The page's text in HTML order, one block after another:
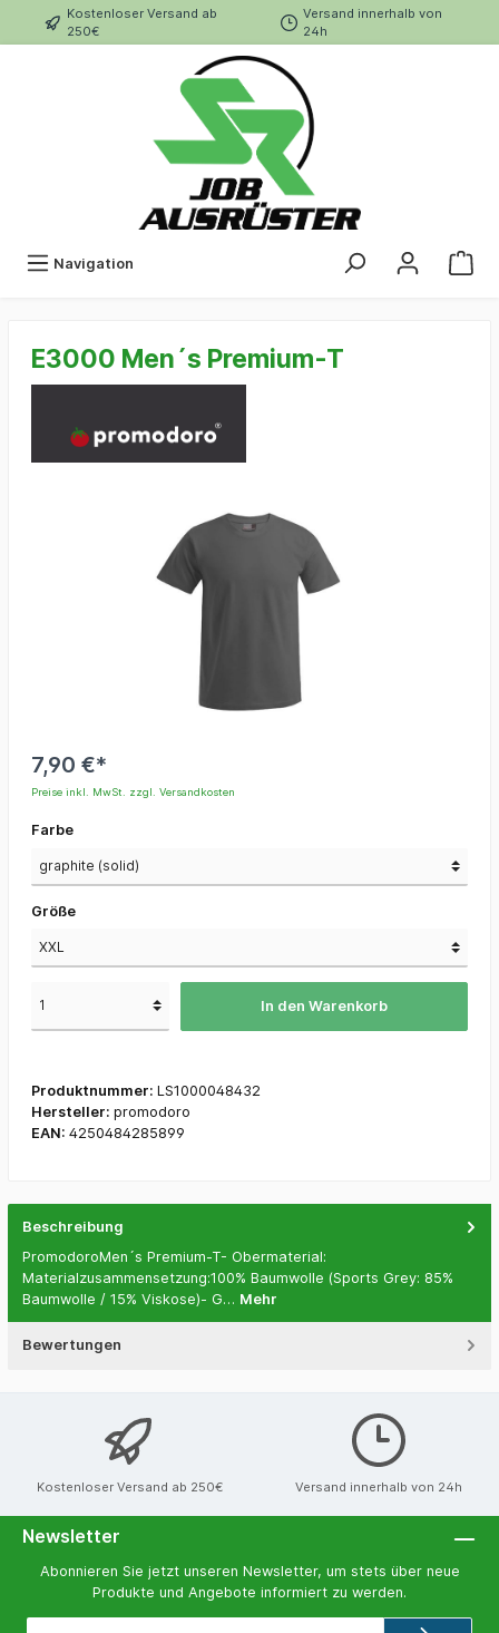
Kostenloser Versand ab
250€
Versand innerhalb von
24h
Navigation
E3000 Men´s Premium-T
7,90 €*
Preise inkl. MwSt. zzgl. Versandkosten
Farbe
Größe
In den Warenkorb
Produktnummer: LS1000048432
Hersteller: promodoro
EAN: 4250484285899
Beschreibung
PromodoroMen´s Premium-T- Obermaterial:
Materialzusammensetzung:100% Baumwolle (Sports Grey: 85%
Baumwolle / 15% Viskose)- G… Mehr
Bewertungen
Kostenloser Versand ab 250€ Versand innerhalb von 24h
Newsletter
Abonnieren Sie jetzt unseren Newsletter, um stets über neue
Produkte und Angebote informiert zu werden.